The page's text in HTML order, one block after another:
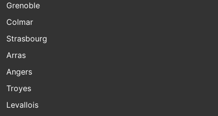
Grenoble
Colmar
Strasbourg
Arras
Angers
Troyes
Levallois